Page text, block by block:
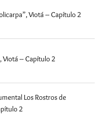
Viotá – Capítulo 2
Viotá – Capítulo 2
Los Rostros de
2